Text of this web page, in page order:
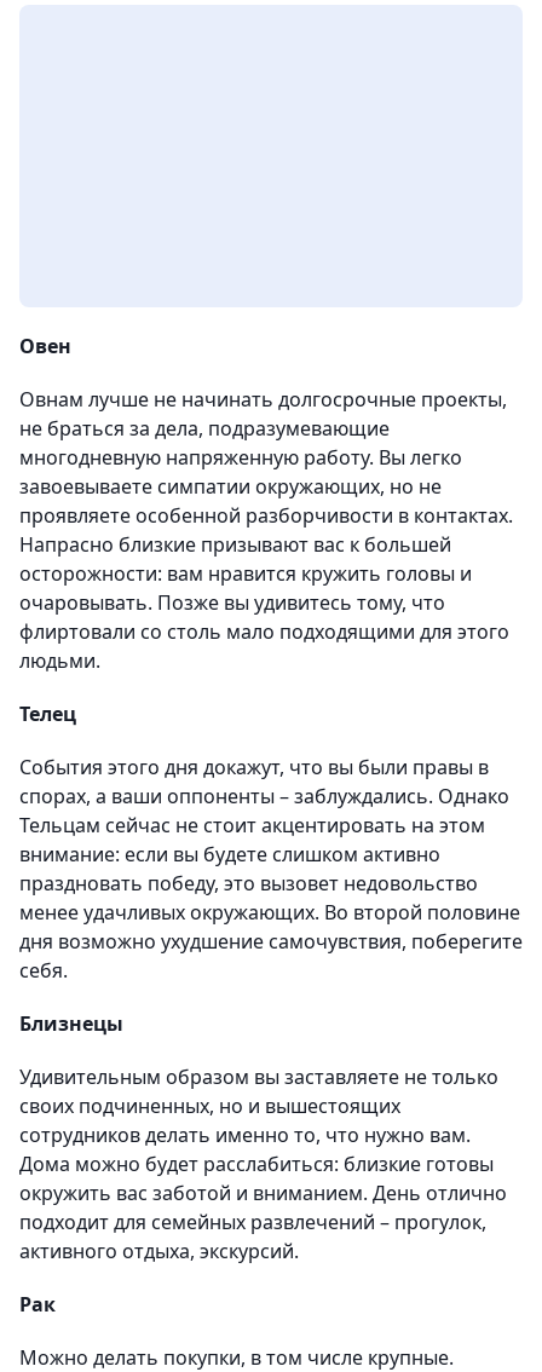
Овен
Овнам лучше не начинать долгосрочные проекты,
не браться за дела, подразумевающие
многодневную напряженную работу. Вы легко
завоевываете симпатии окружающих, но не
проявляете особенной разборчивости в контактах.
Напрасно близкие призывают вас к большей
осторожности: вам нравится кружить головы и
очаровывать. Позже вы удивитесь тому, что
флиртовали со столь мало подходящими для этого
людьми.
Телец
События этого дня докажут, что вы были правы в
спорах, а ваши оппоненты – заблуждались. Однако
Тельцам сейчас не стоит акцентировать на этом
внимание: если вы будете слишком активно
праздновать победу, это вызовет недовольство
менее удачливых окружающих. Во второй половине
дня возможно ухудшение самочувствия, поберегите
себя.
Близнецы
Удивительным образом вы заставляете не только
своих подчиненных, но и вышестоящих
сотрудников делать именно то, что нужно вам.
Дома можно будет расслабиться: близкие готовы
окружить вас заботой и вниманием. День отлично
подходит для семейных развлечений – прогулок,
активного отдыха, экскурсий.
Рак
Можно делать покупки, в том числе крупные.